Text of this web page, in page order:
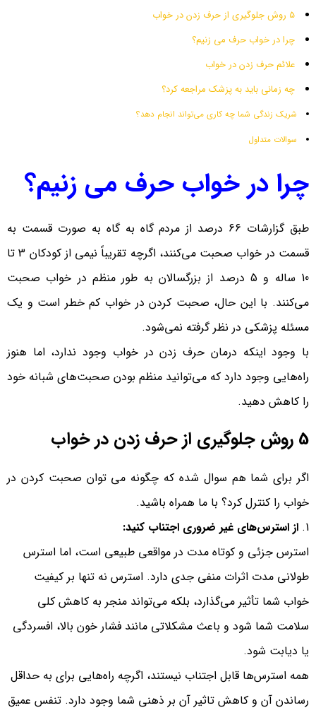
5 روش جلوگیری از حرف زدن در خواب
چرا در خواب حرف می زنیم؟
علائم حرف زدن در خواب
چه زمانی باید به پزشک مراجعه کرد؟
شریک زندگی شما چه کاری می‌تواند انجام دهد؟
سوالات متداول
چرا در خواب حرف می زنیم؟
طبق گزارشات 66 درصد از مردم گاه به گاه به صورت قسمت به
قسمت در خواب صحبت می‌کنند، اگرچه تقریباً نیمی از کودکان 3 تا
10 ساله و 5 درصد از بزرگسالان به طور منظم در خواب صحبت
می‌کنند. با این حال، صحبت کردن در خواب کم خطر است و یک
مسئله پزشکی در نظر گرفته نمی‌شود.
با وجود اینکه درمان حرف زدن در خواب وجود ندارد، اما هنوز
راه‌هایی وجود دارد که می‌توانید منظم بودن صحبت‌های شبانه خود
را کاهش دهید.
5 روش جلوگیری از حرف زدن در خواب
اگر برای شما هم سوال شده که چگونه می توان صحبت کردن در
خواب را کنترل کرد؟ با ما همراه باشید.
از استرس‌های غیر ضروری اجتناب کنید:
استرس جزئی و کوتاه مدت در مواقعی طبیعی است، اما استرس
طولانی مدت اثرات منفی جدی دارد. استرس نه تنها بر کیفیت
خواب شما تأثیر می‌گذارد، بلکه می‌تواند منجر به کاهش کلی
سلامت شما شود و باعث مشکلاتی مانند فشار خون بالا، افسردگی
یا دیابت شود.
همه استرس‌ها قابل اجتناب نیستند، اگرچه راه‌هایی برای به حداقل
رساندن آن و کاهش تاثیر آن بر ذهنی شما وجود دارد. تنفس عمیق